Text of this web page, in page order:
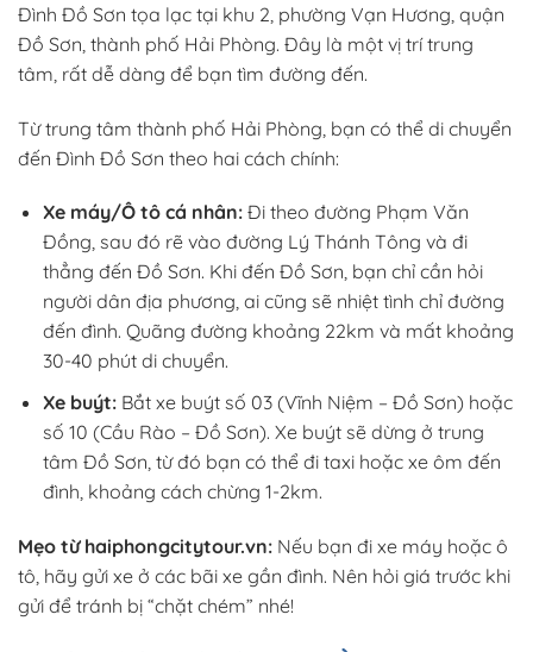
Đình Đồ Sơn tọa lạc tại khu 2, phường Vạn Hương, quận
Đồ Sơn, thành phố Hải Phòng. Đây là một vị trí trung
tâm, rất dễ dàng để bạn tìm đường đến.
Từ trung tâm thành phố Hải Phòng, bạn có thể di chuyển
đến Đình Đồ Sơn theo hai cách chính:
Xe máy/Ô tô cá nhân:Đi theo đường Phạm Văn
Đồng, sau đó rẽ vào đường Lý Thánh Tông và đi
thẳng đến Đồ Sơn. Khi đến Đồ Sơn, bạn chỉ cần hỏi
người dân địa phương, ai cũng sẽ nhiệt tình chỉ đường
đến đình. Quãng đường khoảng 22km và mất khoảng
30-40 phút di chuyển.
Xe buýt:Bắt xe buýt số 03 (Vĩnh Niệm – Đồ Sơn) hoặc
số 10 (Cầu Rào – Đồ Sơn). Xe buýt sẽ dừng ở trung
tâm Đồ Sơn, từ đó bạn có thể đi taxi hoặc xe ôm đến
đình, khoảng cách chừng 1-2km.
Mẹo từ haiphongcitytour.vn: Nếu bạn đi xe máy hoặc ô
tô, hãy gửi xe ở các bãi xe gần đình. Nên hỏi giá trước khi
gửi để tránh bị “chặt chém” nhé!